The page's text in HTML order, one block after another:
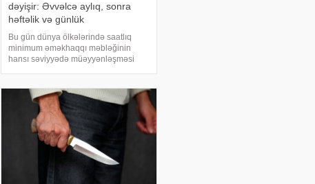
dəyişir: Əvvəlcə aylıq, sonra
həftəlik və günlük
Bu gün dünya ölkələrində saatlıq
minimum əməkhaqqı məbləğinin
hansı səviyyədə müəyyənləşməsi
üçün 150 saatlıq fəaliyyət dövrü
müəyyənləşir. Bu is